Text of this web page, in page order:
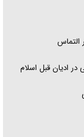
التماس
ادیان قبل اسلام